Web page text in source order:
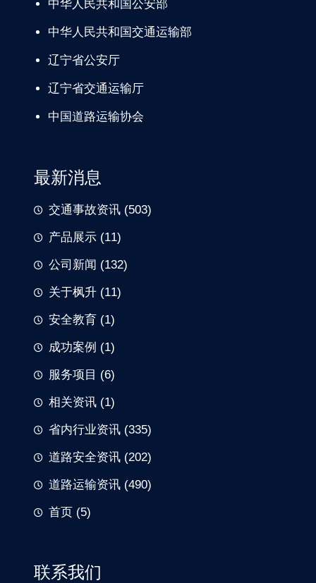
中华人民共和国公安部
中华人民共和国交通运输部
辽宁省公安厅
辽宁省交通运输厅
中国道路运输协会
最新消息
交通事故资讯 (503)
产品展示 (11)
公司新闻 (132)
关于枫升 (11)
安全教育 (1)
成功案例 (1)
服务项目 (6)
相关资讯 (1)
省内行业资讯 (335)
道路安全资讯 (202)
道路运输资讯 (490)
首页 (5)
联系我们